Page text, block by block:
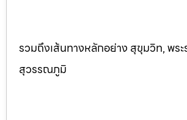
รวมถึงเส้นทางหลักอย่าง สุขุมวิท, พร
สุวรรณภูมิ